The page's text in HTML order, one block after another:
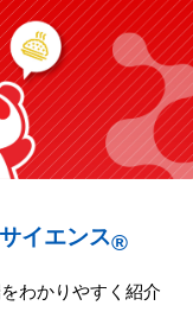
イエンス®
わかりやすく紹介